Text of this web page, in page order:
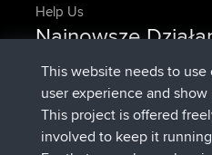
Help Us
Najnowsze
denerocharles dołączył do
TheMagusdołączył doBBR
popovazaridołączył doBBR
DeadOutsidedołączył do
This website needs to
user experience and show
This project is offered
involved to keep it